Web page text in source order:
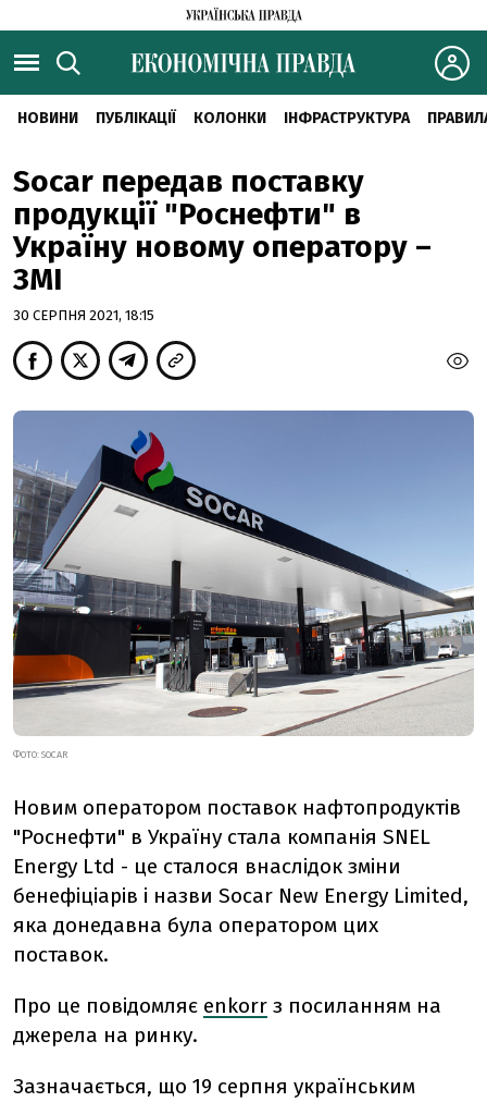
НОВИНИ ПУБЛІКАЦІЇ КОЛОНКИ ІНФРАСТРУКТУРА
Socar передав поставку
продукції "Роснефти" в
Україну новому оператору –
ЗМІ
30 СЕРПНЯ 2021, 18:15
ФОТО: SOCAR
Новим оператором поставок нафтопродуктів
"Роснефти" в Україну стала компанія SNEL
Energy Ltd - це сталося внаслідок зміни
бенефіціарів і назви Socar New Energy Limited,
яка донедавна була оператором цих
поставок.
Про це повідомляє enkorr з посиланням на
джерела на ринку.
Зазначається, що 19 серпня українським